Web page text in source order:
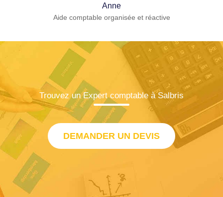
Anne
Aide comptable organisée et réactive
Trouvez un Expert comptable à Salbris
DEMANDER UN DEVIS